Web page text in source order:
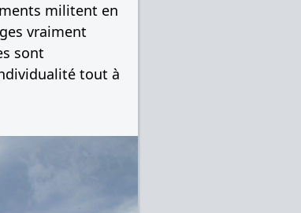
militent en
vraiment
sont
tout à